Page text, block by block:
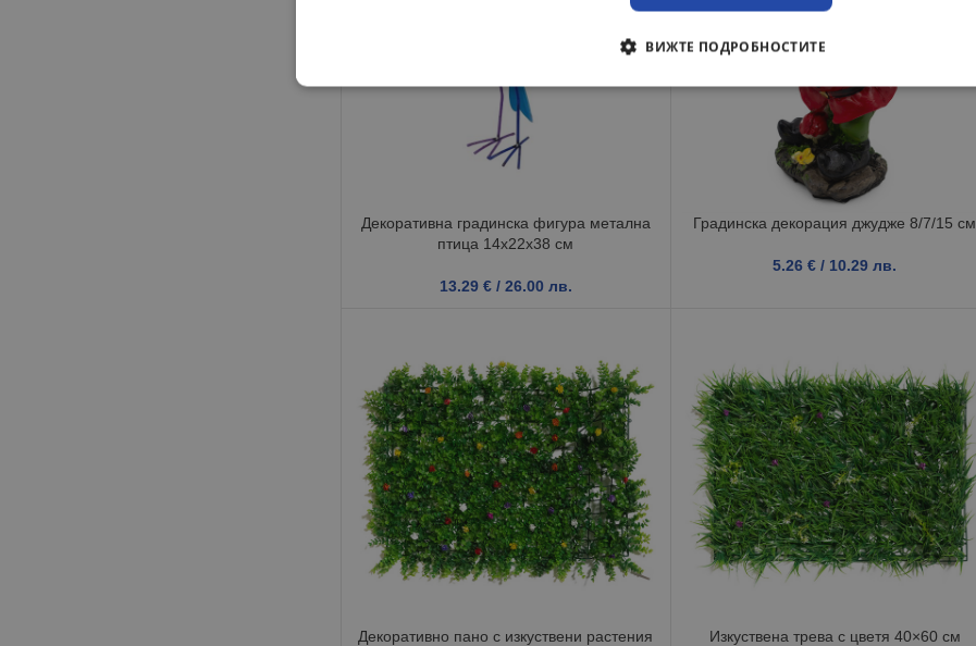
Декоративна градинска фигура метална
птица 14x22x38 см
13.29 € / 26.00 лв.
Градинска декорация джудже 8/7/15 см
5.26€ / 10.29 лв.
Декоративно пано с изкуствени растения
Изкуствена трева с цветя 40×60 см
ВИЖТЕ ПОДРОБНОСТИТЕ